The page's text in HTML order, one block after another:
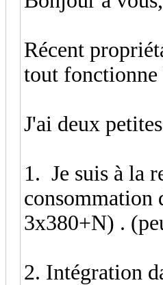
Récent
tout
J'ai deux
1. Je suis à la
consommation
3x380+N) .
2.